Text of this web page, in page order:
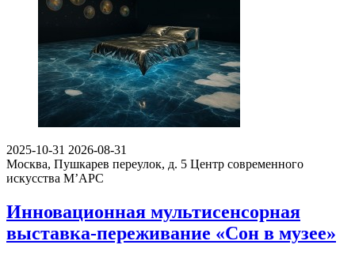
2025-10-31 2026-08-31
Москва, Пушкарев переулок, д. 5 Центр современного
искусства М’АРС
Инновационная мультисенсорная
выставка-переживание «Сон в музее»